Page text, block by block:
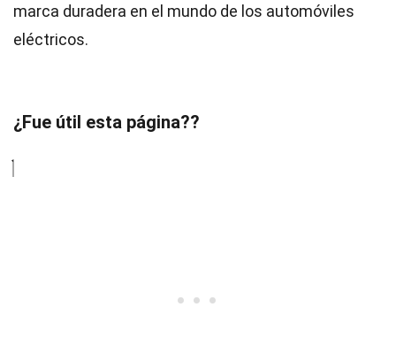
marca duradera en el mundo de los automóviles
eléctricos.
¿Fue útil esta página??